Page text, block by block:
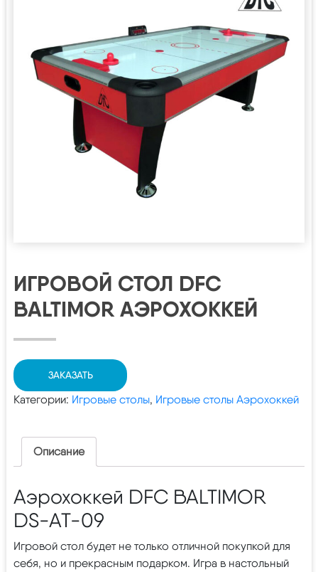
ИГРОВОЙ СТОЛ DFC
BALTIMOR АЭРОХОККЕЙ
ЗАКАЗАТЬ
Категории: Игровые столы, Игровые столы Аэрохоккей
Описание
Аэрохоккей DFC BALTIMOR
DS-AT-09
Игровой стол будет не только отличной покупкой для
себя, но и прекрасным подарком. Игра в настольный